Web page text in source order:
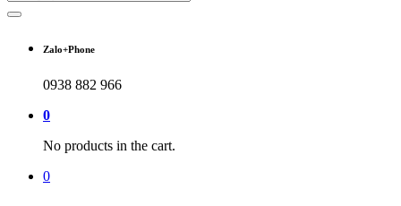
Zalo+Phone
0938 882 966
0
No products in the cart.
0